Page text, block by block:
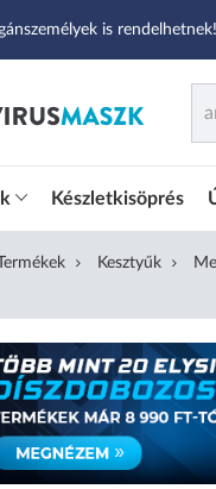
is rendelhetnek!
Készletkisöprés
Termékek Kesztyűk